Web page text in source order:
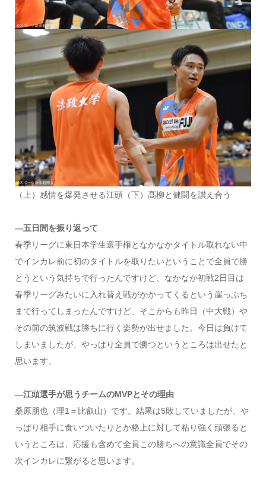
（上）感情を爆発させる江頭（下）髙柳と健闘を讃え合う
―五日間を振り返って
春季リーグに東日本学生選手権となかなかタイトル取れない中
でインカレ前に初のタイトルを取りたいということで全員で勝
とうという気持ちで行ったんですけど、なかなか初戦2日目は
春季リーグみたいに入れ替え戦がかかってくるという崖っぷち
まで行ってしまったんですけど、そこからも昨日（中大戦）や
その前の筑波戦は勝ちに行く姿勢が出せました。今日は負けて
しまいましたが、やっぱり全員で勝つというところは出せたと
思います。
―江頭選手が思うチームのMVPとその理由
桑原朋也（理1 ＝比叡山）です。結果は5敗していましたが、や
っぱり相手に食いついたりとか格上に対して粘り強く頑張ると
いうところは、応援も含めて全員この勝ちへの意識全員でその
次インカレに繋がると思います。